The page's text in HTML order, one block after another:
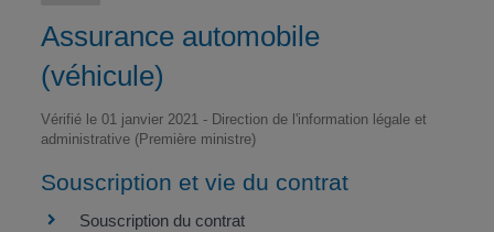
Assurance automobile
(véhicule)
Vérifié le 01 janvier 2021 - Direction de l'information légale et
administrative (Première ministre)
Souscription et vie du contrat
Souscription du contrat